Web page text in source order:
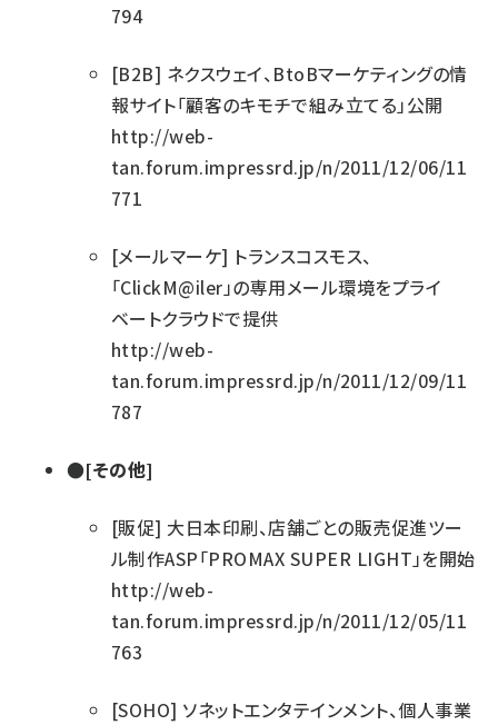
794
[B2B] ネクスウェイ、BtoBマーケティングの情
報サイト「顧客のキモチで組み立てる」公開
http://web-
tan.forum.impressrd.jp/n/2011/12/06/11
771
[メールマーケ] トランスコスモス、
「ClickM@iler」の専用メール環境をプライ
ベートクラウドで提供
http://web-
tan.forum.impressrd.jp/n/2011/12/09/11
787
●[その他]
[販促] 大日本印刷、店舗ごとの販売促進ツー
ル制作ASP「PROMAX SUPER LIGHT」を開始
http://web-
tan.forum.impressrd.jp/n/2011/12/05/11
763
[SOHO] ソネットエンタテインメント、個人事業